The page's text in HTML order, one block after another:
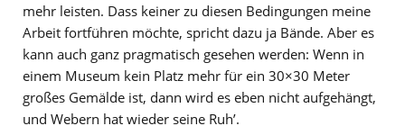
mehr leisten. Dass keiner zu diesen Bedingungen meine
Arbeit fortführen möchte, spricht dazu ja Bände. Aber es
kann auch ganz pragmatisch gesehen werden: Wenn in
einem Museum kein Platz mehr für ein 30×30 Meter
großes Gemälde ist, dann wird es eben nicht aufgehängt,
und Webern hat wieder seine Ruh’.